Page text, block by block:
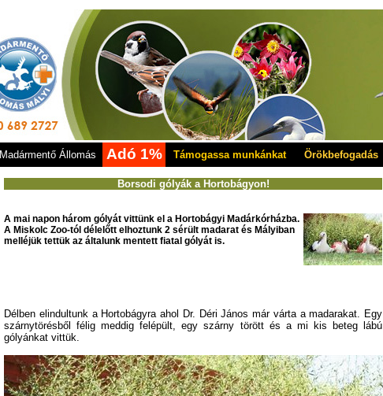
Madármentő Állomás Adó 1% Támogassa munkánkat Örökbefogadás
Borsodi gólyák a Hortobágyon!
A mai napon három gólyát vittünk el a Hortobágyi Madárkórházba.
A Miskolc Zoo-tól délelőtt elhoztunk 2 sérült madarat és Mályiban
melléjük tettük az általunk mentett fiatal gólyát is.
Délben elindultunk a Hortobágyra ahol Dr. Déri János már várta a madarakat. Egy
szárnytörésből félig meddig felépült, egy szárny törött és a mi kis beteg lábú
gólyánkat vittük.